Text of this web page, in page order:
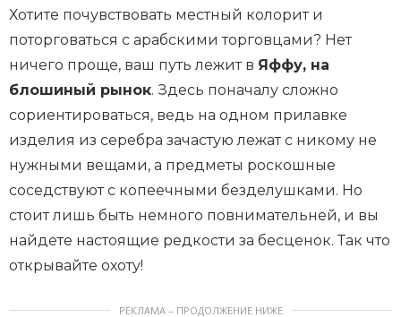
Хотите почувствовать местный колорит и
поторговаться с арабскими торговцами? Нет
ничего проще, ваш путь лежит в Яффу, на
блошиный рынок. Здесь поначалу сложно
сориентироваться, ведь на одном прилавке
изделия из серебра зачастую лежат с никому не
нужными вещами, а предметы роскошные
соседствуют с копеечными безделушками. Но
стоит лишь быть немного повнимательней, и вы
найдете настоящие редкости за бесценок. Так что
открывайте охоту!
РЕКЛАМА – ПРОДОЛЖЕНИЕ НИЖЕ